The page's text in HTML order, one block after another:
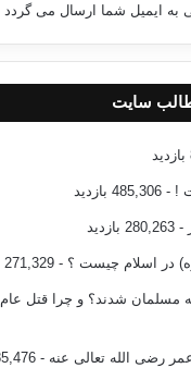
به ایمیل شما ارسال می گردد
سایت
! - 485,306 بازدید
- 280,263 بازدید
در اسلام چیست ؟ - 271,329 بازدید
مسلمان شدند؟ و چرا قتل
رضی الله تعالی عنه - 185,476 بازدید